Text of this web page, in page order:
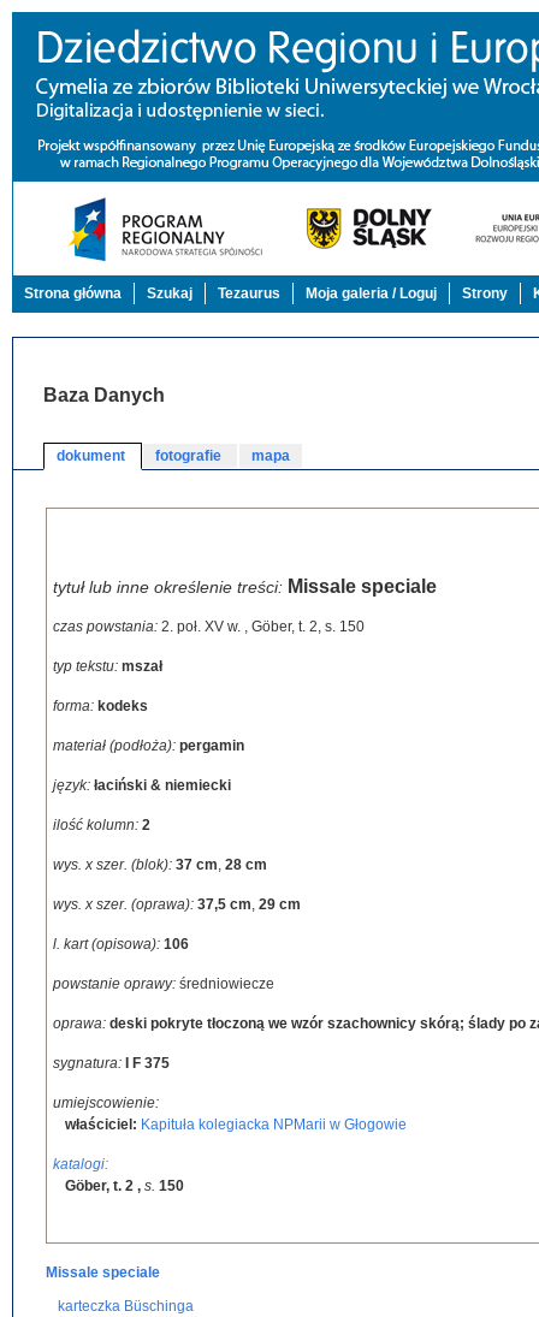
Strona główna Szukaj Tezaurus Moja galeria / Loguj Strony
Baza Danych
dokument fotografie mapa
tytuł lub inne określenie treści: Missale speciale
czas powstania: 2. poł. XV w. , Göber, t. 2, s. 150
typ tekstu: mszał
forma: kodeks
materiał (podłoża): pergamin
język: łaciński & niemiecki
ilość kolumn: 2
wys. x szer. (blok): 37 cm, 28 cm
wys. x szer. (oprawa): 37,5 cm, 29 cm
l. kart (opisowa): 106
powstanie oprawy: średniowiecze
oprawa: deski pokryte tłoczoną we wzór szachownicy skórą; ślady po
sygnatura: I F 375
umiejscowienie:
właściciel: Kapituła kolegiacka NPMarii w Głogowie
katalogi:
Göber, t. 2 , s. 150
Missale speciale
karteczka Büschinga